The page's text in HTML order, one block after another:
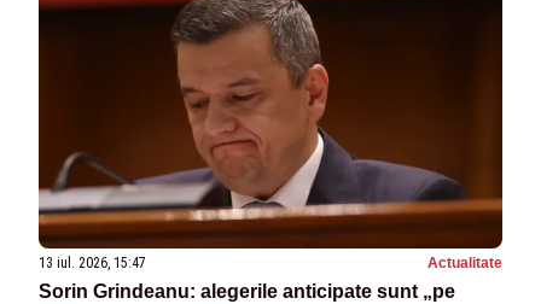
13 iul. 2026, 15:47 Actualitate
Sorin Grindeanu: alegerile anticipate sunt „pe